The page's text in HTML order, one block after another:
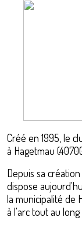
Créé en 1995, le
à Hagetmau
Depuis sa
dispose
la municipalité de
à l'arc tout au